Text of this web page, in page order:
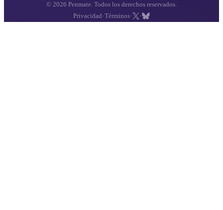
© 2026 Penmate. Todos los derechos reservados.
Privacidad ·Términos· ·